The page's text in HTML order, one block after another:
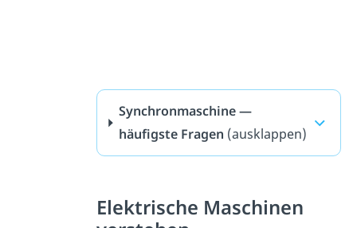
Synchronmaschine —
häufigste Fragen (ausklappen)
Elektrische Maschinen